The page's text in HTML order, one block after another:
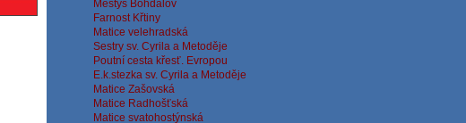
Městys Bohdalov
Farnost Křtiny
Matice velehradská
Sestry sv. Cyrila a Metoděje
Poutní cesta křesť. Evropou
E.k.stezka sv. Cyrila a Metoděje
Matice Zašovská
Matice Radhošťská
Matice svatohostýnská